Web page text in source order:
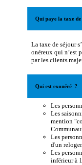
Qui paye la taxe de
La taxe de séjour
onéreux qui n’est
par les clients
Qui est exonéré ?
Les
Les
mention
Les
d'un
Les
inférieur à